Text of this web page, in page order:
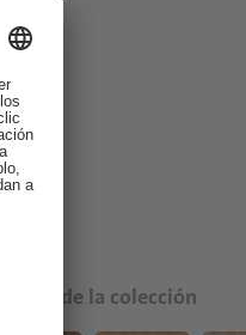
Colores de la colección